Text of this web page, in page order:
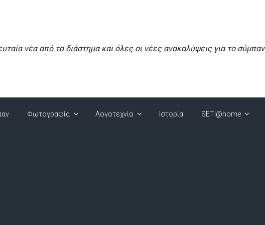
νέα από το διάστημα και όλες οι νέες ανακαλύψεις για το σύμπαν
Φωτογραφία Λογοτεχνία Ιστορία SETI@home